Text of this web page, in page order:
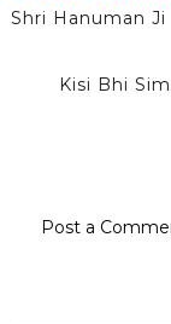
Shri Hanuman Ji
Kisi Bhi
Post a